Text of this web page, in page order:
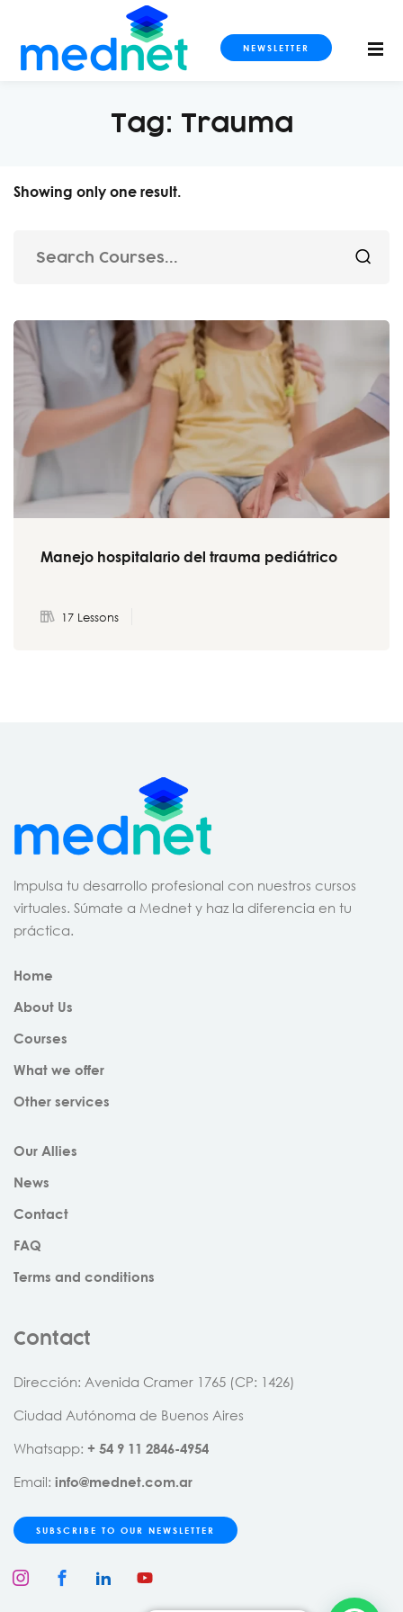
NEWSLETTER
CURSOS
and Intensive
Tag: Trauma
Showing only one result.
Manejo hospitalario del trauma pediátrico
17 Lessons
Impulsa tu desarrollo profesional con nuestros cursos
virtuales. Súmate a Mednet y haz la diferencia en tu
práctica.
Home
About Us
Courses
What we offer
Other services
Our Allies
News
Contact
FAQ
Terms and conditions
Contact
Dirección: Avenida Cramer 1765 (CP: 1426)
Ciudad Autónoma de Buenos Aires
Whatsapp: + 54 9 11 2846-4954
Email: info@mednet.com.ar
SUBSCRIBE TO OUR NEWSLETTER